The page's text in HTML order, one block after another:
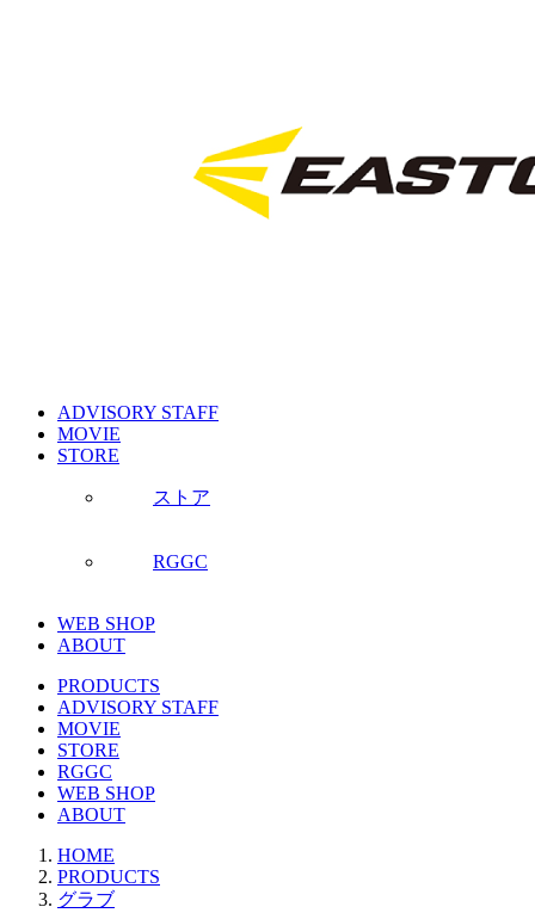
ADVISORY STAFF
MOVIE
STORE
ストア
RGGC
WEB SHOP
ABOUT
PRODUCTS
ADVISORY STAFF
MOVIE
STORE
RGGC
WEB SHOP
ABOUT
HOME
PRODUCTS
グラブ